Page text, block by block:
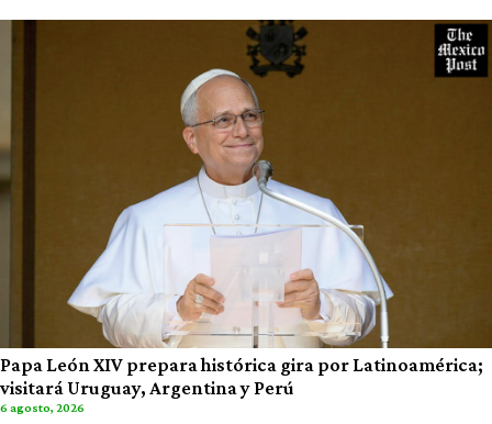
Papa León XIV prepara histórica gira por Latinoamérica;
visitará Uruguay, Argentina y Perú
6 agosto, 2026